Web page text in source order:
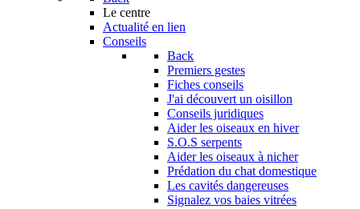
Le centre
Actualité en lien
Conseils
Back
Premiers gestes
Fiches conseils
J'ai découvert un oisillon
Conseils juridiques
Aider les oiseaux en hiver
S.O.S serpents
Aider les oiseaux à nicher
Prédation du chat domestique
Les cavités dangereuses
Signalez vos baies vitrées